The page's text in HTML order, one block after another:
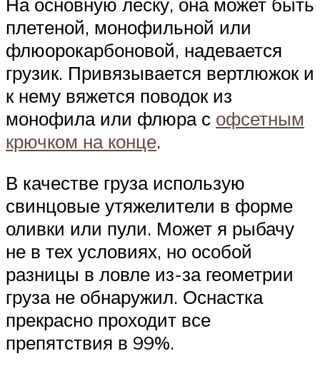
плетеной, монофильной или
флюорокарбоновой, надевается
грузик. Привязывается вертлюжок и
к нему вяжется поводок из
монофила или флюра с офсетным
крючком на конце.
В качестве груза использую
свинцовые утяжелители в форме
оливки или пули. Может я рыбачу
не в тех условиях, но особой
разницы в ловле из-за геометрии
груза не обнаружил. Оснастка
прекрасно проходит все
препятствия в 99%.